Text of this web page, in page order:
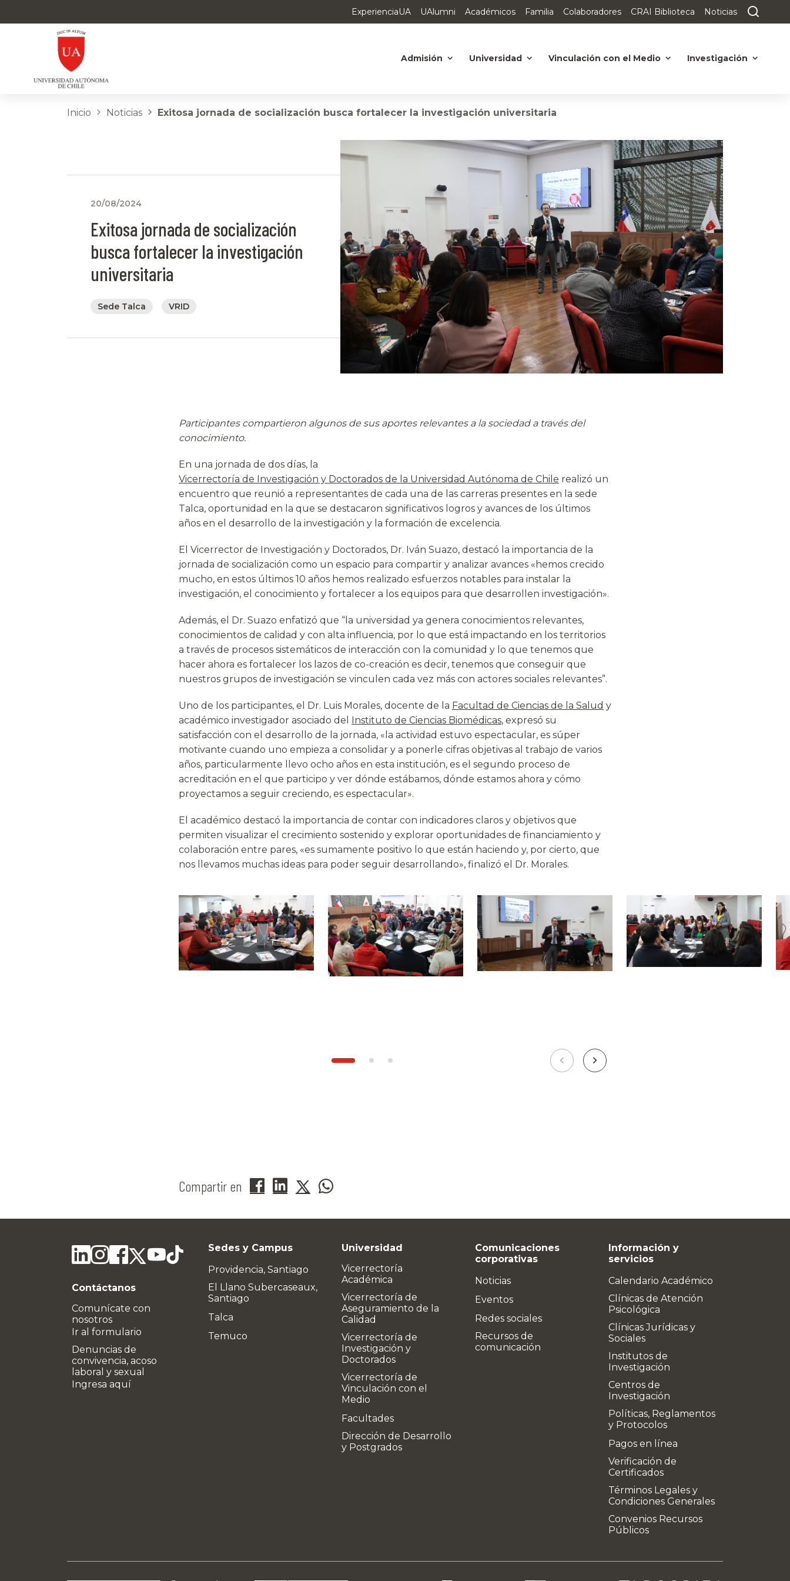
ExperienciaUA UAlumni Académicos Familia Colaboradores CRAI Biblioteca Noticias
Admisión Universidad Vinculación con el Medio Investigación
Inicio Noticias Exitosa jornada de socialización busca fortalecer la investigación universitaria
20/08/2024
Exitosa jornada de socialización
busca fortalecer la investigación
universitaria
Sede Talca VRID
Participantes compartieron algunos de sus aportes relevantes a la sociedad a través del
conocimiento.
En una jornada de dos días, la
Vicerrectoría de Investigación y Doctorados de la Universidad Autónoma de Chile realizó un
encuentro que reunió a representantes de cada una de las carreras presentes en la sede
Talca, oportunidad en la que se destacaron significativos logros y avances de los últimos
años en el desarrollo de la investigación y la formación de excelencia.
El Vicerrector de Investigación y Doctorados, Dr. Iván Suazo, destacó la importancia de la
jornada de socialización como un espacio para compartir y analizar avances «hemos crecido
mucho, en estos últimos 10 años hemos realizado esfuerzos notables para instalar la
investigación, el conocimiento y fortalecer a los equipos para que desarrollen investigación».
Además, el Dr. Suazo enfatizó que “la universidad ya genera conocimientos relevantes,
conocimientos de calidad y con alta influencia, por lo que está impactando en los territorios
a través de procesos sistemáticos de interacción con la comunidad y lo que tenemos que
hacer ahora es fortalecer los lazos de co-creación es decir, tenemos que conseguir que
nuestros grupos de investigación se vinculen cada vez más con actores sociales relevantes”.
Uno de los participantes, el Dr. Luis Morales, docente de la Facultad de Ciencias de la Salud y
académico investigador asociado del Instituto de Ciencias Biomédicas, expresó su
satisfacción con el desarrollo de la jornada, «la actividad estuvo espectacular, es súper
motivante cuando uno empieza a consolidar y a ponerle cifras objetivas al trabajo de varios
años, particularmente llevo ocho años en esta institución, es el segundo proceso de
acreditación en el que participo y ver dónde estábamos, dónde estamos ahora y cómo
proyectamos a seguir creciendo, es espectacular».
El académico destacó la importancia de contar con indicadores claros y objetivos que
permiten visualizar el crecimiento sostenido y explorar oportunidades de financiamiento y
colaboración entre pares, «es sumamente positivo lo que están haciendo y, por cierto, que
nos llevamos muchas ideas para poder seguir desarrollando», finalizó el Dr. Morales.
Compartir en
Contáctanos
Comunícate con
nosotros
Ir al formulario
Denuncias de
convivencia, acoso
laboral y sexual
Ingresa aquí
Sedes y Campus
Providencia, Santiago
El Llano Subercaseaux,
Santiago
Talca
Temuco
Universidad
Vicerrectoría
Académica
Vicerrectoría de
Aseguramiento de la
Calidad
Vicerrectoría de
Investigación y
Doctorados
Vicerrectoría de
Vinculación con el
Medio
Facultades
Dirección de Desarrollo
y Postgrados
Comunicaciones
corporativas
Noticias
Eventos
Redes sociales
Recursos de
comunicación
Información y
servicios
Calendario Académico
Clínicas de Atención
Psicológica
Clínicas Jurídicas y
Sociales
Institutos de
Investigación
Centros de
Investigación
Políticas, Reglamentos
y Protocolos
Pagos en línea
Verificación de
Certificados
Términos Legales y
Condiciones Generales
Convenios Recursos
Públicos